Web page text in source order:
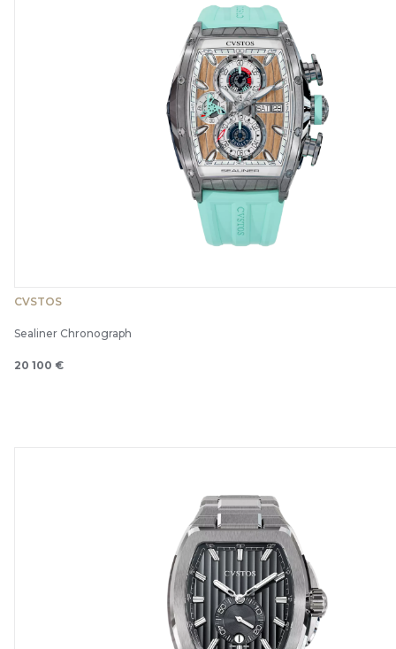
CVSTOS
Sealiner Chronograph
20 100 €